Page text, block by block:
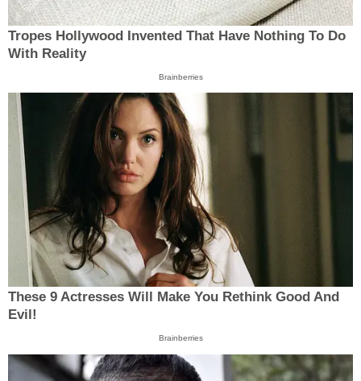
Tropes Hollywood Invented That Have Nothing To Do
With Reality
Brainberries
These 9 Actresses Will Make You Rethink Good And
Evil!
Brainberries